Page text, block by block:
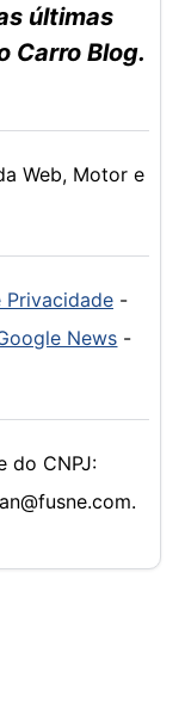
últimas
Carro Blog.
Web, Motor e
Privacidade-
News -
do CNPJ: